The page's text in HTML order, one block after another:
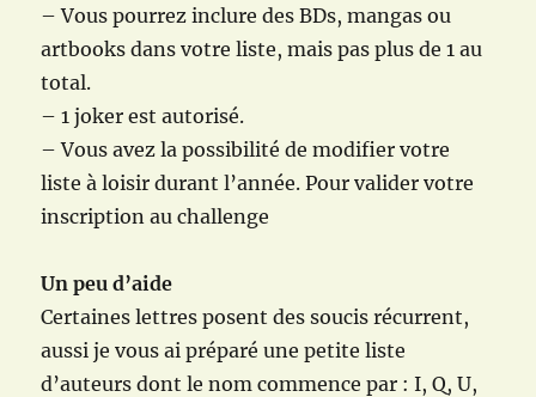
– Vous pourrez inclure des BDs, mangas ou
artbooks dans votre liste, mais pas plus de 1 au
total.
– 1 joker est autorisé.
– Vous avez la possibilité de modifier votre
liste à loisir durant l’année. Pour valider votre
inscription au challenge
Un peu d’aide
Certaines lettres posent des soucis récurrent,
aussi je vous ai préparé une petite liste
d’auteurs dont le nom commence par : I, Q, U,